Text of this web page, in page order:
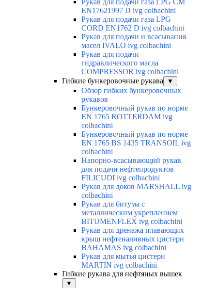
Рукав для подачи газа LPG CM
EN17621997 D ivg colbachini
Рукав для подачи газа LPG
CORD EN1762 D ivg colbachini
Рукав для подачи и всасывания
масел IVALO ivg colbachini
Рукав для подачи
гидравлического масла
COMPRESSOR ivg colbachini
Гибкие бункеровочные рукава
▼
Обзор гибких бункеровочных
рукавов
Бункеровочный рукав по норме
EN 1765 ROTTERDAM ivg
colbachini
Бункеровочный рукав по норме
EN 1765 BS 1435 TRANSOIL ivg
colbachini
Напорно-всасывающий рукав
для подачи нефтепродуктов
FILICUDI ivg colbachini
Рукав для доков MARSHALL ivg
colbachini
Рукав для битума с
металлическим укреплением
BITUMENFLEX ivg colbachini
Рукав для дренажа плавающих
крыш нефтеналивных цистерн
BAHAMAS ivg colbachini
Рукав для мытья цистерн
MARTIN ivg colbachini
Гибкие рукава для нефтяных вышек
▼